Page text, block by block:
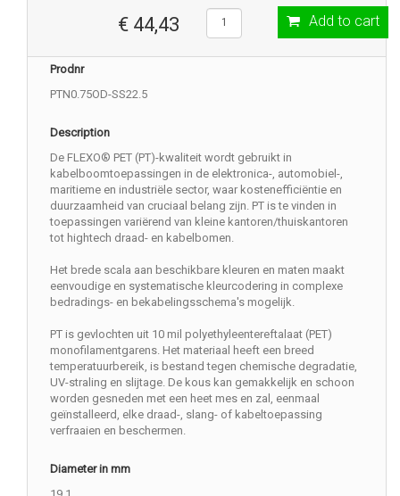
€ 44,43 Add to cart
Prodnr
PTN0.75OD-SS22.5
Description
De FLEXO® PET (PT)-kwaliteit wordt gebruikt in
kabelboomtoepassingen in de elektronica-, automobiel-,
maritieme en industriële sector, waar kostenefficiëntie en
duurzaamheid van cruciaal belang zijn. PT is te vinden in
toepassingen variërend van kleine kantoren/thuiskantoren
tot hightech draad- en kabelbomen.
Het brede scala aan beschikbare kleuren en maten maakt
eenvoudige en systematische kleurcodering in complexe
bedradings- en bekabelingsschema's mogelijk.
PT is gevlochten uit 10 mil polyethyleentereftalaat (PET)
monofilamentgarens. Het materiaal heeft een breed
temperatuurbereik, is bestand tegen chemische degradatie,
UV-straling en slijtage. De kous kan gemakkelijk en schoon
worden gesneden met een heet mes en zal, eenmaal
geïnstalleerd, elke draad-, slang- of kabeltoepassing
verfraaien en beschermen.
Diameter in mm